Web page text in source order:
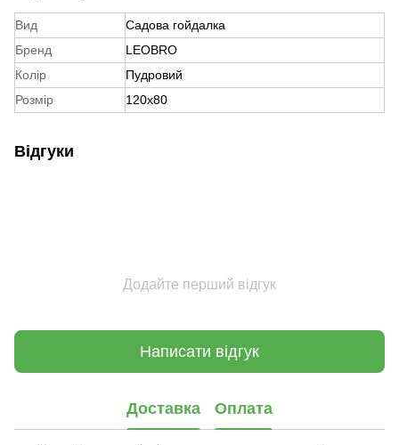
Вид
Садова гойдалка
Бренд
LEOBRO
Колір
Пудровий
Розмір
120х80
Відгуки
Додайте перший відгук
Написати відгук
Доставка Оплата